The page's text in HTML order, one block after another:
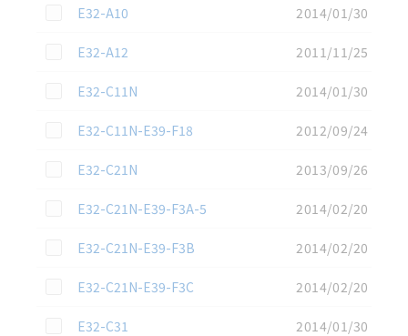
この資料を選択
E32-A10
2014/01/30
この資料を選択
E32-A12
2011/11/25
この資料を選択
E32-C11N
2014/01/30
この資料を選択
E32-C11N-E39-F18
2012/09/24
この資料を選択
E32-C21N
2013/09/26
この資料を選択
E32-C21N-E39-F3A-5
2014/02/20
この資料を選択
E32-C21N-E39-F3B
2014/02/20
この資料を選択
E32-C21N-E39-F3C
2014/02/20
この資料を選択
E32-C31
2014/01/30